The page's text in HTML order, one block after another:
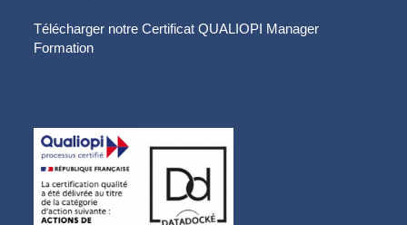
Télécharger notre Certificat QUALIOPI Manager
Formation